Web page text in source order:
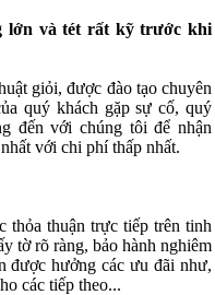
lớn và tét rất kỹ trước khi
giỏi, được đào tạo chuyên
quý khách gặp sự cố, quý
đến với chúng tôi để nhận
với chi phí thấp nhất.
thuận trực tiếp trên tinh
tờ rõ ràng, bảo hành nghiêm
được hưởng các ưu đãi như,
các tiếp theo...